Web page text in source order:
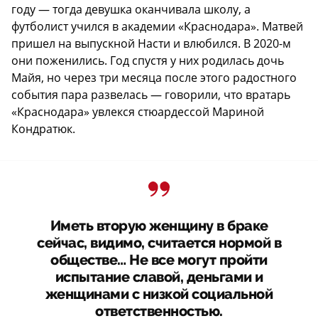
году — тогда девушка оканчивала школу, а
футболист учился в академии «Краснодара». Матвей
пришел на выпускной Насти и влюбился. В 2020-м
они поженились. Год спустя у них родилась дочь
Майя, но через три месяца после этого радостного
события пара развелась — говорили, что вратарь
«Краснодара» увлекся стюардессой Мариной
Кондратюк.
Иметь вторую женщину в браке
сейчас, видимо, считается нормой в
обществе… Не все могут пройти
испытание славой, деньгами и
женщинами с низкой социальной
ответственностью.